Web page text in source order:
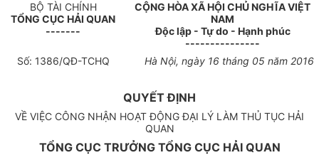
BỘ TÀI CHÍNH
TỔNG CỤC HẢI QUAN
-------
CỘNG HÒA XÃ HỘI CHỦ NGHĨA VIỆT
NAM
Độc lập - Tự do - Hạnh phúc
---------------
Số: 1386/QĐ-TCHQ Hà Nội, ngày 16tháng 05 năm 2016
QUYẾT ĐỊNH
VỀ VIỆC CÔNG NHẬN HOẠT ĐỘNG ĐẠI LÝ LÀM THỦ TỤC HẢI
QUAN
TỔNG CỤC TRƯỞNG TỔNG CỤC HẢI QUAN